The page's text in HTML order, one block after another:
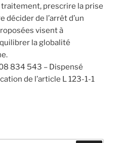
prescrire la prise
décider de l’arrêt d’un
visent à
la globalité
834 543 – Dispensé
de l’article L 123-1-1